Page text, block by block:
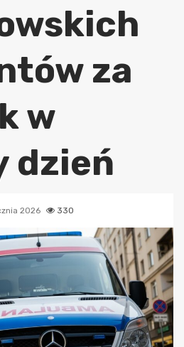
za
w
dzień
2026 330